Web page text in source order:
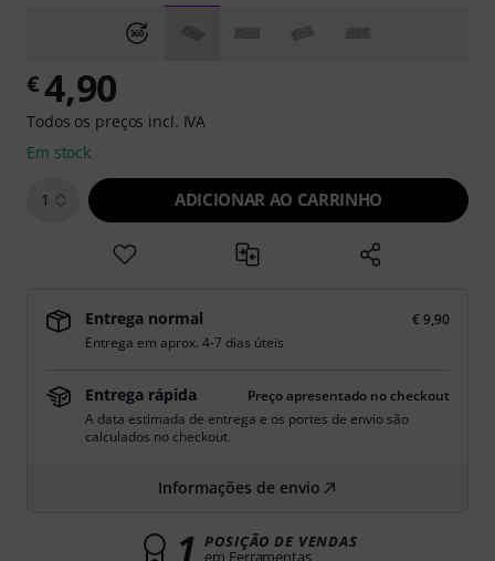
€4,90
Todos os preços incl. IVA
Em stock
1 ADICIONAR AO CARRINHO
Entrega normal
€ 9,90
Entrega em aprox. 4-7 dias úteis
Entrega rápida
Preço apresentado no checkout
A data estimada de entrega e os portes de envio são
calculados no checkout.
Informações de envio
1 POSIÇÃO DE VENDAS
em Ferramentas